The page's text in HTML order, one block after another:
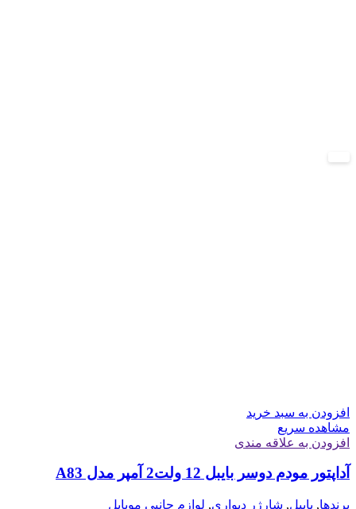
افزودن به سبد خرید
مشاهده سریع
افزودن به علاقه مندی
آداپتور مودم دوسر بایبل 12 ولت2 آمپر مدل A83
برندها, بایبل, شارژر دیواری, لوازم جانبی موبایل